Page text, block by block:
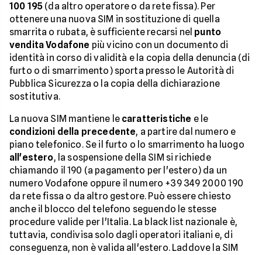
100 195 (da altro operatore o da rete fissa). Per
ottenere una nuova SIM in sostituzione di quella
smarrita o rubata, è sufficiente recarsi nel punto
vendita Vodafone più vicino con un documento di
identità in corso di validità e la copia della denuncia (di
furto o di smarrimento) sporta presso le Autorità di
Pubblica Sicurezza o la copia della dichiarazione
sostitutiva.
La nuova SIM mantiene le caratteristiche e le
condizioni della precedente, a partire dal numero e
piano telefonico. Se il furto o lo smarrimento ha luogo
all'estero, la sospensione della SIM si richiede
chiamando il 190 (a pagamento per l'estero) da un
numero Vodafone oppure il numero +39 349 2000 190
da rete fissa o da altro gestore. Può essere chiesto
anche il blocco del telefono seguendo le stesse
procedure valide per l'Italia. La black list nazionale è,
tuttavia, condivisa solo dagli operatori italiani e, di
conseguenza, non è valida all'estero. Laddove la SIM